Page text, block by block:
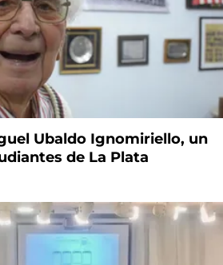
Ubaldo Ignomiriello, un
de La Plata